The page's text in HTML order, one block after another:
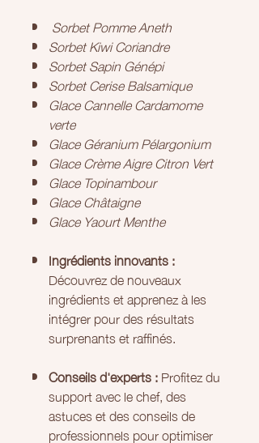
Sorbet Pomme Aneth
Sorbet Kiwi Coriandre
Sorbet Sapin Génépi
Sorbet Cerise Balsamique
Glace Cannelle Cardamome
verte
Glace Géranium Pélargonium
Glace Crème Aigre Citron Vert
Glace Topinambour
Glace Châtaigne
Glace Yaourt Menthe
Ingrédients innovants :
Découvrez de nouveaux
ingrédients et apprenez à les
intégrer pour des résultats
surprenants et raffinés.
Conseils d'experts :Profitez du
support avec le chef, des
astuces et des conseils de
professionnels pour optimiser